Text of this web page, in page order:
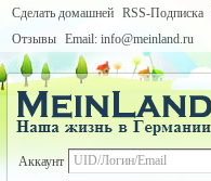
Сделать домашней RSS-Подписка
Отзывы Email: info@meinland.ru
Аккаунт